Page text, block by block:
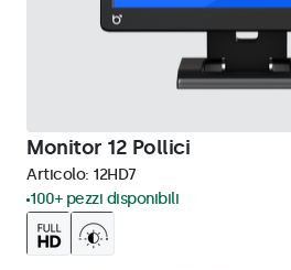
Monitor 12 Pollici
Articolo: 12HD7
100+ pezzi disponibili